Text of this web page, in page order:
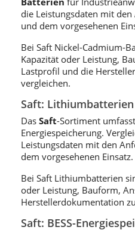
die Leistungsdaten mit
und dem vorgesehenen
Bei Saft Nickel-Cadmium-
Kapazität oder Leistung,
Lastprofil und die
vergleichen.
Saft: Lithiumbatterien
Das Saft-Sortiment umfasst
Energiespeicherung.
Leistungsdaten mit den
dem vorgesehenen Einsatz.
Bei Saft Lithiumbatterien
oder Leistung, Bauform,
Herstellerdokumentation
Saft: BESS-